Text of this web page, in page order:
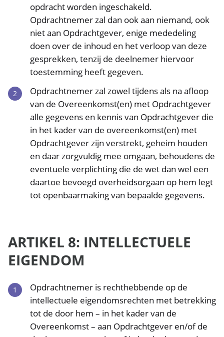
opdracht worden ingeschakeld.
Opdrachtnemer zal dan ook aan niemand, ook
niet aan Opdrachtgever, enige mededeling
doen over de inhoud en het verloop van deze
gesprekken, tenzij de deelnemer hiervoor
toestemming heeft gegeven.
Opdrachtnemer zal zowel tijdens als na afloop
van de Overeenkomst(en) met Opdrachtgever
alle gegevens en kennis van Opdrachtgever die
in het kader van de overeenkomst(en) met
Opdrachtgever zijn verstrekt, geheim houden
en daar zorgvuldig mee omgaan, behoudens de
eventuele verplichting die de wet dan wel een
daartoe bevoegd overheidsorgaan op hem legt
tot openbaarmaking van bepaalde gegevens.
ARTIKEL 8: INTELLECTUELE
EIGENDOM
Opdrachtnemer is rechthebbende op de
intellectuele eigendomsrechten met betrekking
tot de door hem – in het kader van de
Overeenkomst – aan Opdrachtgever en/of de